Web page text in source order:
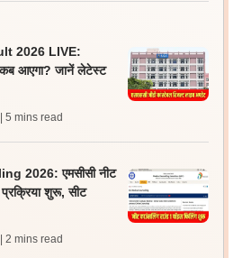
2026 LIVE:
कब आएगा? जानें लेटेस्ट
| 5 mins read
2026: एमसीसी नीट
शुरू, सीट
| 2 mins read